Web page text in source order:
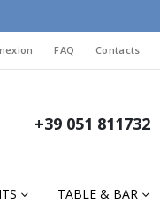
FAQ Contacts
+39 051 811732
TABLE & BAR